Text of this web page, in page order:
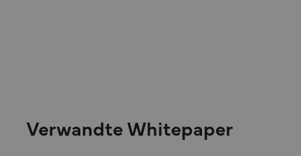
Verwandte Whitepaper